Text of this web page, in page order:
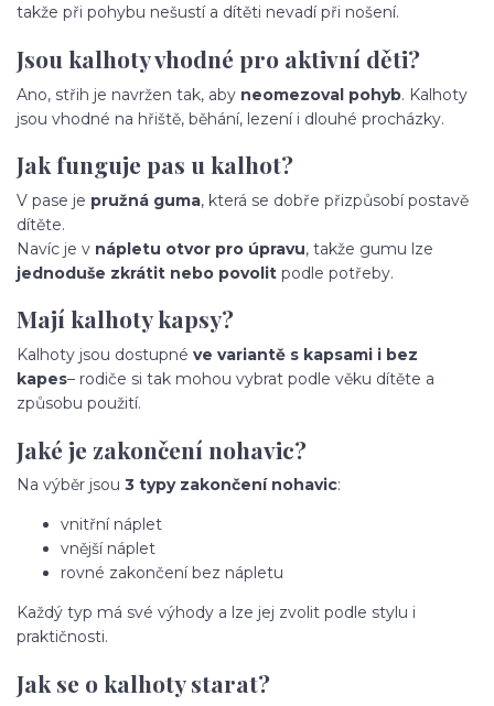
takže při pohybu nešustí a dítěti nevadí při nošení.
Jsou kalhoty vhodné pro aktivní děti?
Ano, střih je navržen tak, aby neomezoval pohyb. Kalhoty
jsou vhodné na hřiště, běhání, lezení i dlouhé procházky.
Jak funguje pas u kalhot?
V pase je pružná guma, která se dobře přizpůsobí postavě
dítěte.
Navíc je v nápletu otvor pro úpravu, takže gumu lze
jednoduše zkrátit nebo povolit podle potřeby.
Mají kalhoty kapsy?
Kalhoty jsou dostupné ve variantě s kapsami i bez
kapes– rodiče si tak mohou vybrat podle věku dítěte a
způsobu použití.
Jaké je zakončení nohavic?
Na výběr jsou 3 typy zakončení nohavic:
vnitřní náplet
vnější náplet
rovné zakončení bez nápletu
Každý typ má své výhody a lze jej zvolit podle stylu i
praktičnosti.
Jak se o kalhoty starat?